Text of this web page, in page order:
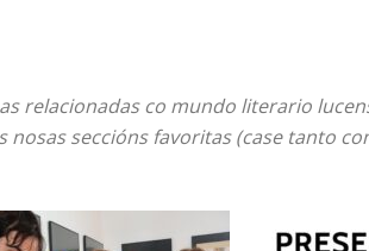
relacionadas co mundo literario
seccións favoritas (case tanto